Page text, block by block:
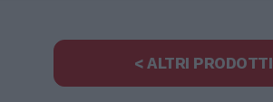
< ALTRI PRODOTTI